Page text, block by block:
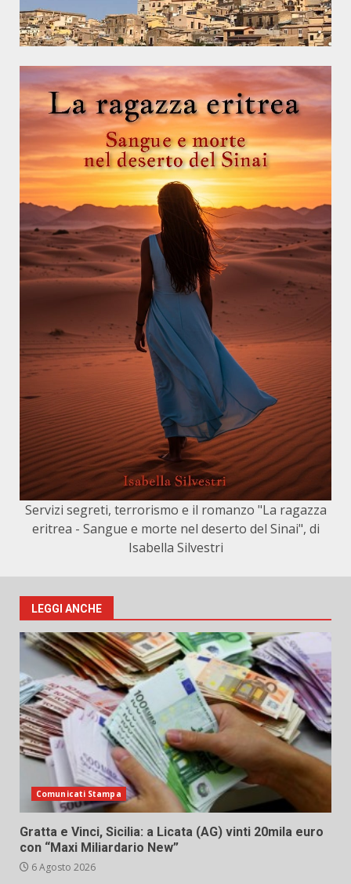
Servizi segreti, terrorismo e il romanzo "La ragazza
eritrea - Sangue e morte nel deserto del Sinai", di
Isabella Silvestri
LEGGI ANCHE
Comunicati Stampa
Gratta e Vinci, Sicilia: a Licata (AG) vinti 20mila euro
con “Maxi Miliardario New”
6 Agosto 2026